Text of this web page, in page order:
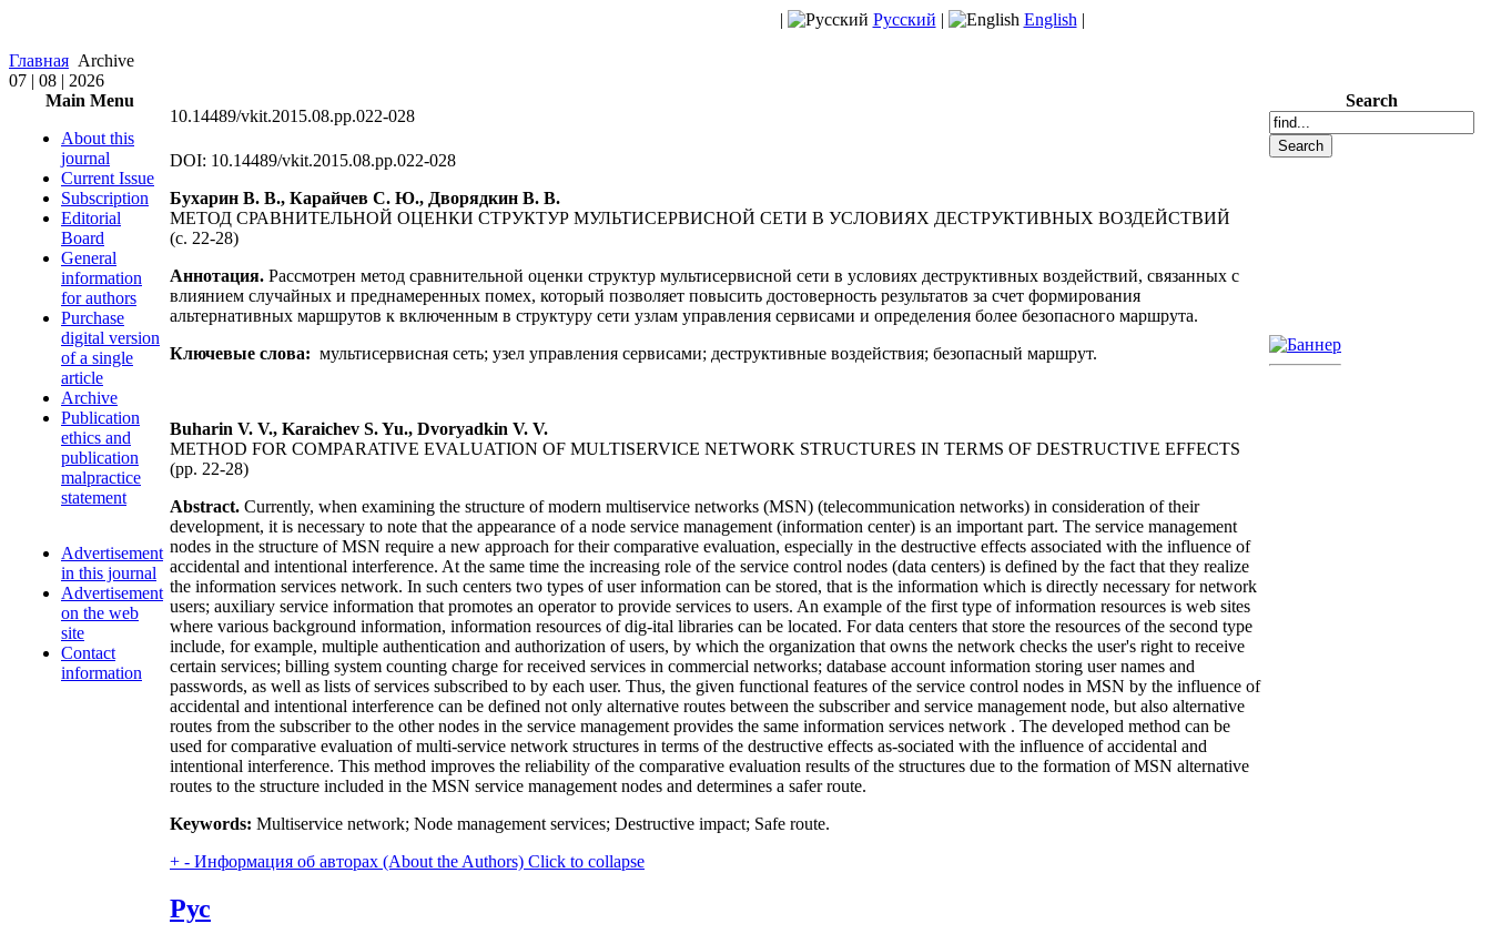
| Русский | English |
Главная Archive
07 | 08 | 2026
Main Menu
About this
journal
Current Issue
Subscription
Editorial
Board
General
information
for authors
Purchase
digital version
of a single
article
Archive
Publication
ethics and
publication
malpractice
statement
Advertisement
in this journal
Advertisement
on the web
site
Contact
information
10.14489/vkit.2015.08.pp.022-028
DOI: 10.14489/vkit.2015.08.pp.022-028
Бухарин В. В., Карайчев С. Ю., Дворядкин В. В.
МЕТОД СРАВНИТЕЛЬНОЙ ОЦЕНКИ СТРУКТУР МУЛЬТИСЕРВИСНОЙ СЕТИ В УСЛОВИЯХ ДЕСТРУКТИВНЫХ ВОЗДЕЙСТВИЙ
(с. 22-28)
Аннотация. Рассмотрен метод сравнительной оценки структур мультисервисной сети в условиях деструктивных воздействий, связанных с
влиянием случайных и преднамеренных помех, который позволяет повысить достоверность результатов за счет формирования
альтернативных маршрутов к включенным в структуру сети узлам управления сервисами и определения более безопасного маршрута.
Ключевые слова: мультисервисная сеть; узел управления сервисами; деструктивные воздействия; безопасный маршрут.
Buharin V. V., Karaichev S. Yu., Dvoryadkin V. V.
METHOD FOR COMPARATIVE EVALUATION OF MULTISERVICE NETWORK STRUCTURES IN TERMS OF DESTRUCTIVE EFFECTS
(pp. 22-28)
Abstract. Currently, when examining the structure of modern multiservice networks (MSN) (telecommunication networks) in consideration of their
development, it is necessary to note that the appearance of a node service management (information center) is an important part. The service management
nodes in the structure of MSN require a new approach for their comparative evaluation, especially in the destructive effects associated with the influence of
accidental and intentional interference. At the same time the increasing role of the service control nodes (data centers) is defined by the fact that they realize
the information services network. In such centers two types of user information can be stored, that is the information which is directly necessary for network
users; auxiliary service information that promotes an operator to provide services to users. An example of the first type of information resources is web sites
where various background information, information resources of dig-ital libraries can be located. For data centers that store the resources of the second type
include, for example, multiple authentication and authorization of users, by which the organization that owns the network checks the user's right to receive
certain services; billing system counting charge for received services in commercial networks; database account information storing user names and
passwords, as well as lists of services subscribed to by each user. Thus, the given functional features of the service control nodes in MSN by the influence of
accidental and intentional interference can be defined not only alternative routes between the subscriber and service management node, but also alternative
routes from the subscriber to the other nodes in the service management provides the same information services network . The developed method can be
used for comparative evaluation of multi-service network structures in terms of the destructive effects as-sociated with the influence of accidental and
intentional interference. This method improves the reliability of the comparative evaluation results of the structures due to the formation of MSN alternative
routes to the structure included in the MSN service management nodes and determines a safer route.
Keywords: Multiservice network; Node management services; Destructive impact; Safe route.
+ - Информация об авторах (About the Authors) Click to collapse
Рус
Search